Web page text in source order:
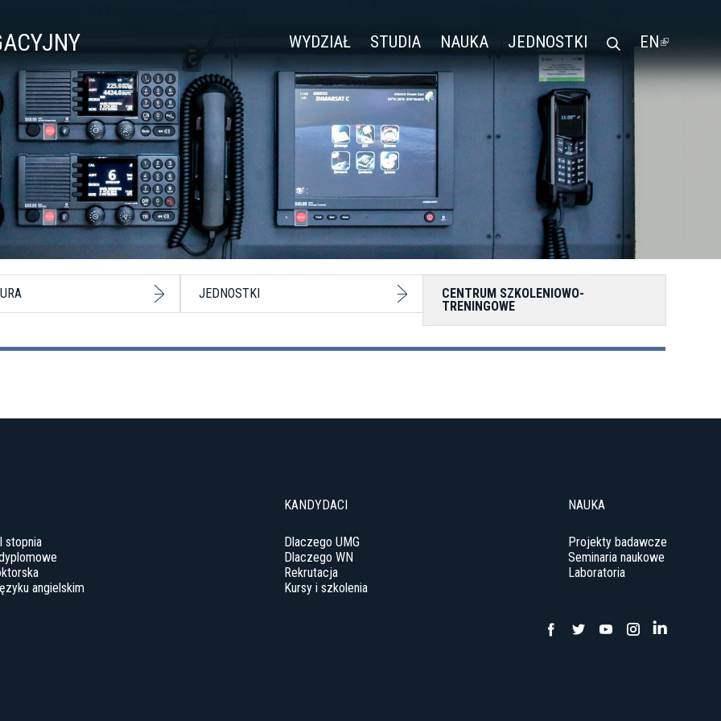
WYDZIAŁ STUDIA NAUKA JEDNOSTKI EN(LINK
IS
JEDNOSTKI
CENTRUM SZKOLENIOWO-
TRENINGOWE
stopnia
angielskim
KANDYDACI
Dlaczego UMG
Dlaczego WN
Rekrutacja
Kursy i szkolenia
NAUKA
Projekty badawcze
Seminaria naukowe
Laboratoria